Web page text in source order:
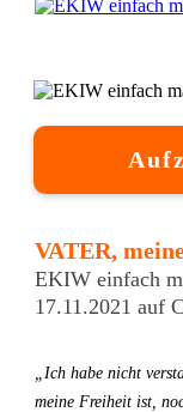
VATER,
EKIW einfach
17.11.2021 auf
„Ich habe nicht
meine Freiheit ist,